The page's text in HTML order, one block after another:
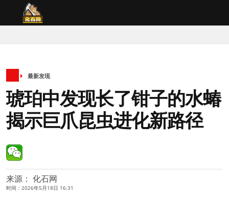
最新发现
琥珀中发现长了钳子的水蝽
揭示巨爪昆虫进化新路径
来源： 化石网
时间：2026年5月18日 16:31